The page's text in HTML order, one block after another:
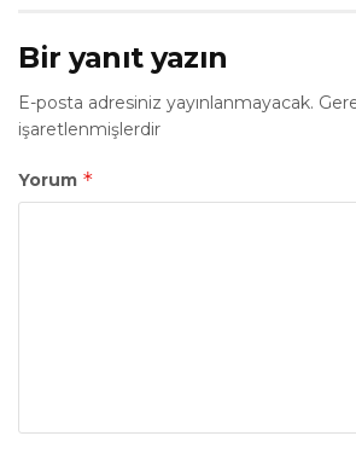
Bir yanıt yazın
E-posta adresiniz yayınlanmayacak.
işaretlenmişlerdir
Yorum *